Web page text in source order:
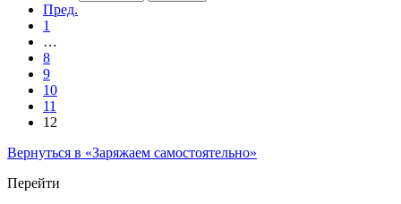
Пред.
1
…
8
9
10
11
12
Вернуться в «Заряжаем самостоятельно»
Перейти